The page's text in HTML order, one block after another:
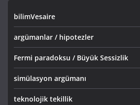
bilimVesaire
argümanlar / hipotezler
Fermi paradoksu / Büyük Sessizlik
simülasyon argümanı
teknolojik tekillik